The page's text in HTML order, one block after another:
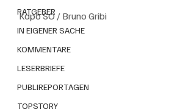
RATGEBER
IN EIGENER SACHE
KOMMENTARE
LESERBRIEFE
PUBLIREPORTAGEN
TOPSTORY
Kapo SO / Bruno Gribi